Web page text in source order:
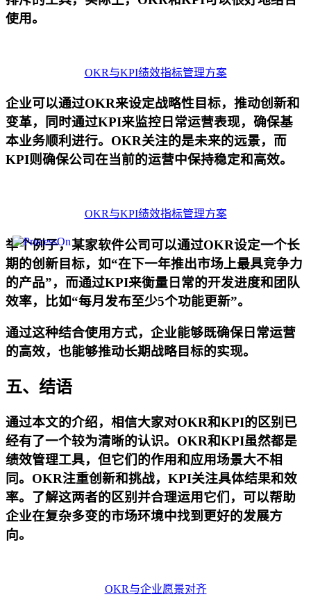
使用。
OKR与KPI绩效指标管理方案
企业可以通过OKR来设定战略性目标，推动创新和
变革，同时通过KPI来监控日常运营表现，确保基
本业务顺利进行。OKR关注的是未来的远景，而
KPI则确保公司在当前的运营中保持稳定和高效。
OKR与KPI绩效指标管理方案
举个例子，某家软件公司可以通过OKR设定一个长
期的创新目标，如“在下一年推出市场上最具竞争力
的产品”，而通过KPI来衡量日常的开发进度和团队
效率，比如“每月发布至少5个功能更新”。
通过这种结合使用方式，企业能够既确保日常运营
的高效，也能够推动长期战略目标的实现。
五、结语
通过本文的介绍，相信大家对OKR和KPI的区别已
经有了一个较为清晰的认识。OKR和KPI虽然都是
绩效管理工具，但它们的作用和应用场景大不相
同。OKR注重创新和挑战，KPI关注具体结果和效
率。了解这两者的区别并合理运用它们，可以帮助
企业在复杂多变的市场环境中找到更好的发展方
向。
OKR与企业愿景对齐